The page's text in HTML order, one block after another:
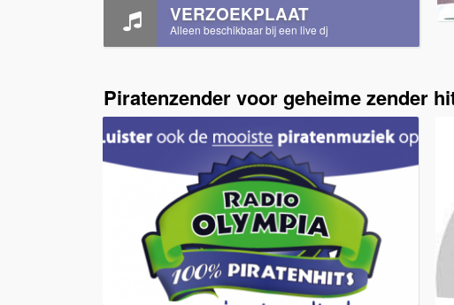
VERZOEKPLAAT
Alleen beschikbaar bij een live dj
Piratenzender voor geheime zender